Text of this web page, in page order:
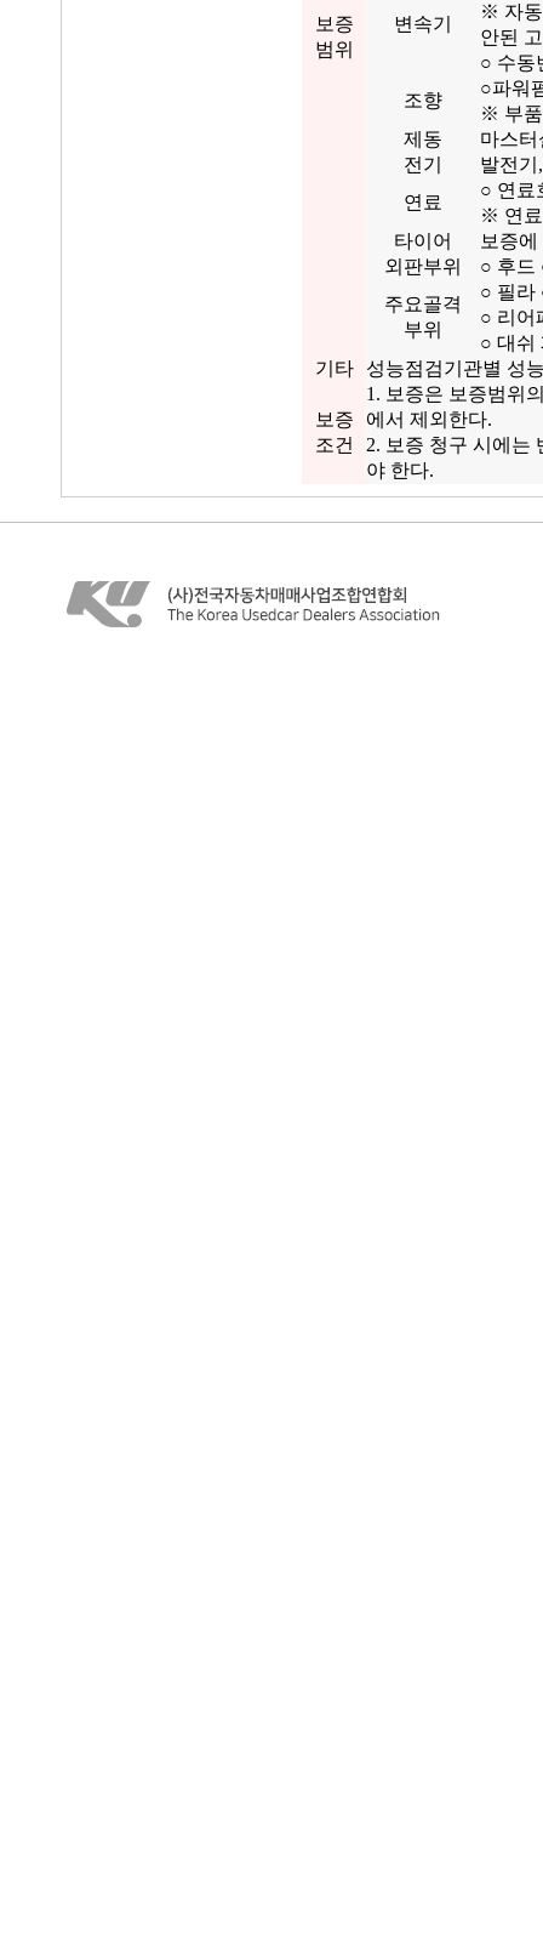
보증
범위
변속기
※ 자동
안된
○ 수동
조향
○파워
※ 부품
제동
마스터
전기
발전기
연료
○ 연료
※ 연료
타이어
보증
외판부위
○ 후드
주요골격
부위
○ 필라
○ 리어
○ 대쉬
기타
성능점검기관별 성
보증
조건
1. 보증은 보증범위
에서 제외한다.
2. 보증 청구 시에는
야 한다.